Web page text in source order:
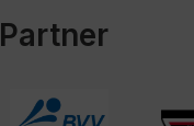
Partner